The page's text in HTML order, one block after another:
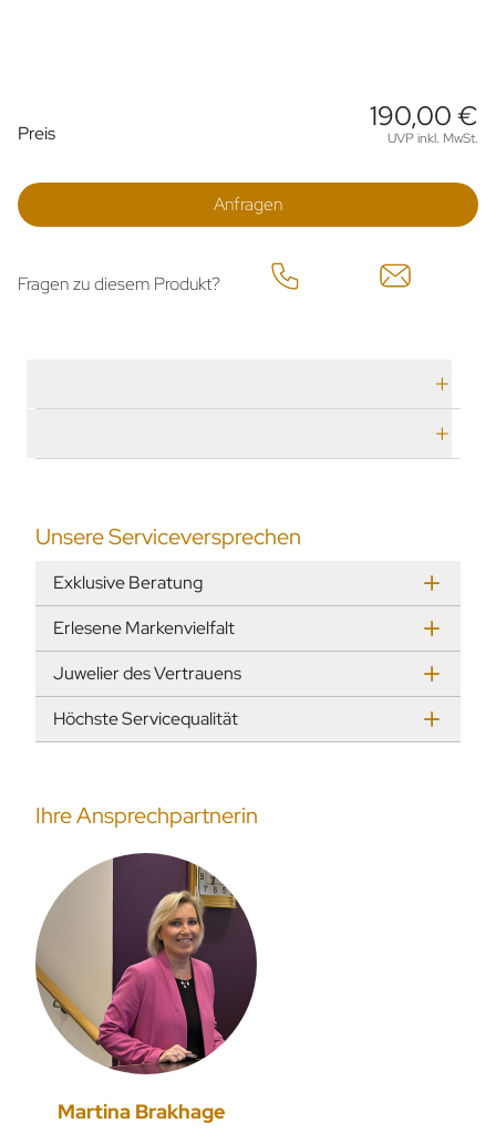
Preisinformationen
Preis
190,00 €
UVP inkl. MwSt.
Anfragen
Fragen zu diesem Produkt?
Ihre Ansprechpartnerin
Martina Brakhage
Unsere Serviceversprechen
Exklusive Beratung
Erlesene Markenvielfalt
Juwelier des Vertrauens
Höchste Servicequalität